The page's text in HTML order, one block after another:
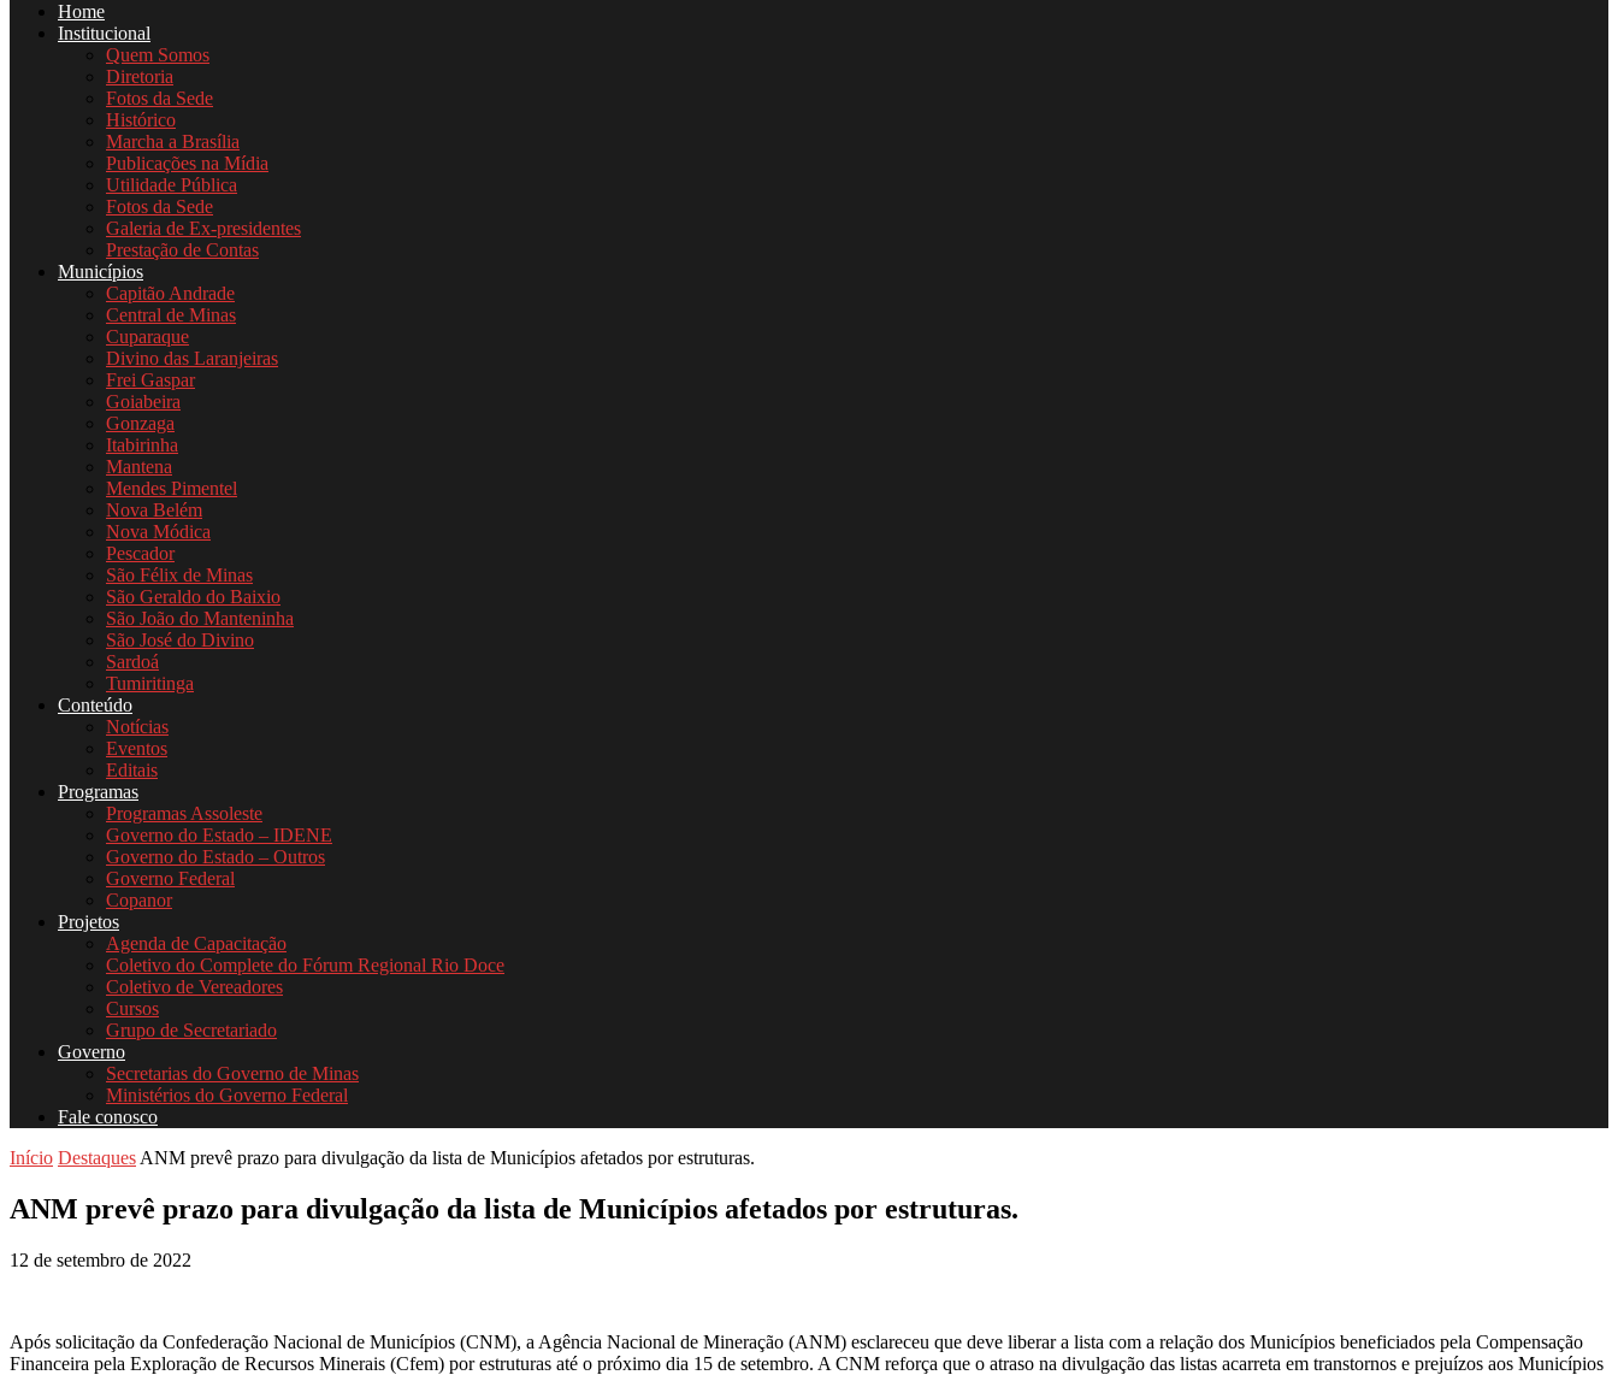
Home
Institucional
Quem Somos
Diretoria
Fotos da Sede
Histórico
Marcha a Brasília
Publicações na Mídia
Utilidade Pública
Fotos da Sede
Galeria de Ex-presidentes
Prestação de Contas
Municípios
Capitão Andrade
Central de Minas
Cuparaque
Divino das Laranjeiras
Frei Gaspar
Goiabeira
Gonzaga
Itabirinha
Mantena
Mendes Pimentel
Nova Belém
Nova Módica
Pescador
São Félix de Minas
São Geraldo do Baixio
São João do Manteninha
São José do Divino
Sardoá
Tumiritinga
Conteúdo
Notícias
Eventos
Editais
Programas
Programas Assoleste
Governo do Estado – IDENE
Governo do Estado – Outros
Governo Federal
Copanor
Projetos
Agenda de Capacitação
Coletivo do Complete do Fórum Regional Rio Doce
Coletivo de Vereadores
Cursos
Grupo de Secretariado
Governo
Secretarias do Governo de Minas
Ministérios do Governo Federal
Fale conosco
Início Destaques ANM prevê prazo para divulgação da lista de Municípios afetados por estruturas.
ANM prevê prazo para divulgação da lista de Municípios afetados por estruturas.
12 de setembro de 2022
Após solicitação da Confederação Nacional de Municípios (CNM), a Agência Nacional de Mineração (ANM) esclareceu que deve liberar a lista com a relação dos Municípios beneficiados pela Compensação
Financeira pela Exploração de Recursos Minerais (Cfem) por estruturas até o próximo dia 15 de setembro. A CNM reforça que o atraso na divulgação das listas acarreta em transtornos e prejuízos aos Municípios